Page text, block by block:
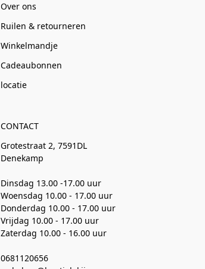
Over ons
Ruilen & retourneren
Winkelmandje
Cadeaubonnen
locatie
CONTACT
Grotestraat 2, 7591DL
Denekamp
Dinsdag 13.00 -17.00 uur
Woensdag 10.00 - 17.00 uur
Donderdag 10.00 - 17.00 uur
Vrijdag 10.00 - 17.00 uur
Zaterdag 10.00 - 16.00 uur
0681120656